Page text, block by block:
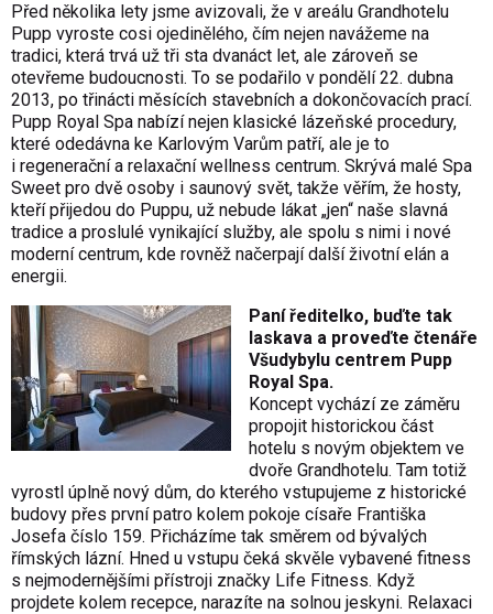
Před několika lety jsme avizovali, že v areálu Grandhotelu
Pupp vyroste cosi ojedinělého, čím nejen navážeme na
tradici, která trvá už tři sta dvanáct let, ale zároveň se
otevřeme budoucnosti. To se podařilo v pondělí 22. dubna
2013, po třinácti měsících stavebních a dokončovacích prací.
Pupp Royal Spa nabízí nejen klasické lázeňské procedury,
které odedávna ke Karlovým Varům patří, ale je to
i regenerační a relaxační wellness centrum. Skrývá malé Spa
Sweet pro dvě osoby i saunový svět, takže věřím, že hosty,
kteří přijedou do Puppu, už nebude lákat „jen“ naše slavná
tradice a proslulé vynikající služby, ale spolu s nimi i nové
moderní centrum, kde rovněž načerpají další životní elán a
energii.
Paní ředitelko, buďte tak
laskava a proveďte čtenáře
Všudybylu centrem Pupp
Royal Spa.
Koncept vychází ze záměru
propojit historickou část
hotelu s novým objektem ve
dvoře Grandhotelu. Tam totiž
vyrostl úplně nový dům, do kterého vstupujeme z historické
budovy přes první patro kolem pokoje císaře Františka
Josefa číslo 159. Přicházíme tak směrem od bývalých
římských lázní. Hned u vstupu čeká skvěle vybavené fitness
s nejmodernějšími přístroji značky Life Fitness. Když
projdete kolem recepce, narazíte na solnou jeskyni. Relaxaci